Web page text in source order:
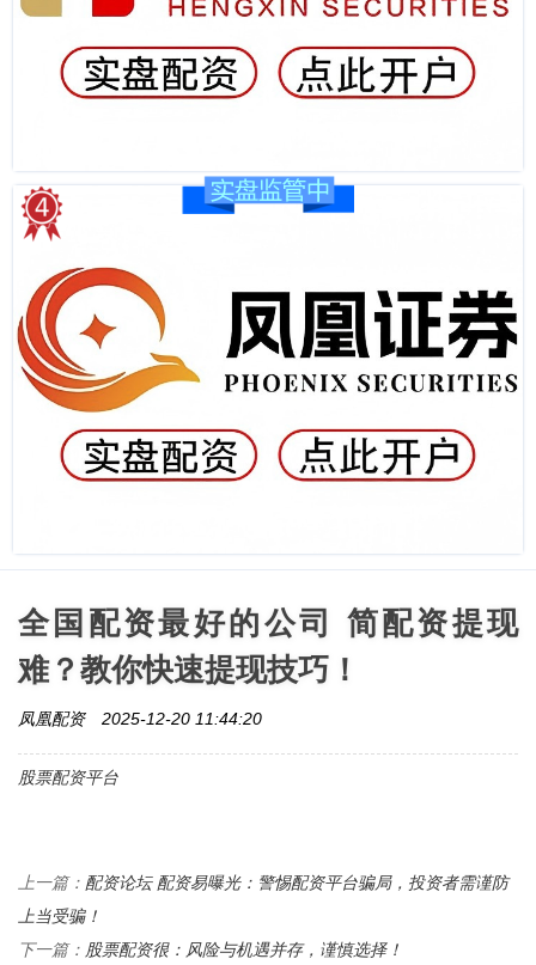
全国配资最好的公司 简配资提现
难？教你快速提现技巧！
凤凰配资 2025-12-20 11:44:20
股票配资平台
上一篇： 配资论坛 配资易曝光：警惕配资平台骗局，投资者需谨防
上当受骗！
下一篇： 股票配资很：风险与机遇并存，谨慎选择！